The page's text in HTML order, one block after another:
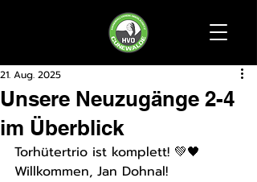
Unsere Neuzugänge 2-4
im Überblick
21. Aug. 2025
Torhütertrio ist komplett! 💚🖤
Willkommen, Jan Dohnal!